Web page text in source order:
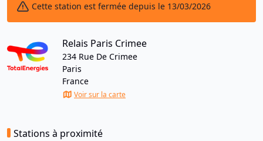
Cette station est fermée depuis le 13/03/2026
Relais Paris Crimee
234 Rue De Crimee
Paris
France
Voir sur la carte
Stations à proximité